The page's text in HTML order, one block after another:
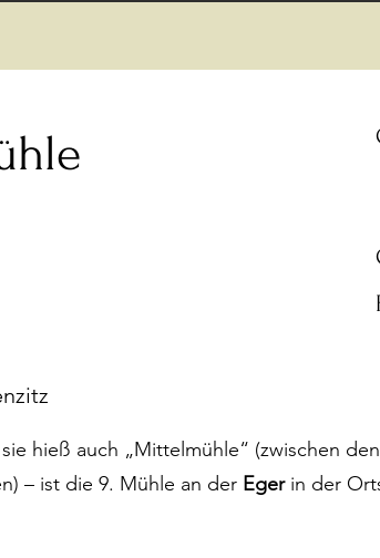
sie hieß auch „Mittelmühle“ (zwischen
– ist die 9. Mühle an der Egerin der